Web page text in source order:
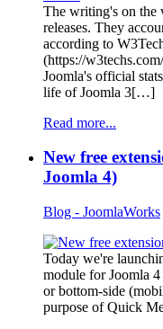
The writing's on the
releases. They
according to
(https://
Joomla's official
life of Joomla 3[…]
Read more...
New free
Joomla 4)
Blog - JoomlaWorks
Today we're
module for Joomla
or bottom-side
purpose of Quick